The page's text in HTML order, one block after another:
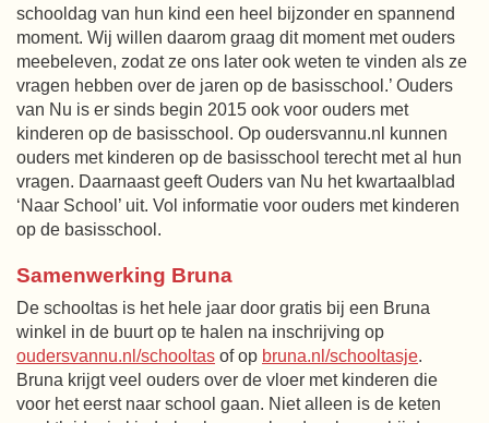
schooldag van hun kind een heel bijzonder en spannend
moment. Wij willen daarom graag dit moment met ouders
meebeleven, zodat ze ons later ook weten te vinden als ze
vragen hebben over de jaren op de basisschool.’ Ouders
van Nu is er sinds begin 2015 ook voor ouders met
kinderen op de basisschool. Op oudersvannu.nl kunnen
ouders met kinderen op de basisschool terecht met al hun
vragen. Daarnaast geeft Ouders van Nu het kwartaalblad
‘Naar School’ uit. Vol informatie voor ouders met kinderen
op de basisschool.
Samenwerking Bruna
De schooltas is het hele jaar door gratis bij een Bruna
winkel in de buurt op te halen na inschrijving op
oudersvannu.nl/schooltas of op bruna.nl/schooltasje.
Bruna krijgt veel ouders over de vloer met kinderen die
voor het eerst naar school gaan. Niet alleen is de keten